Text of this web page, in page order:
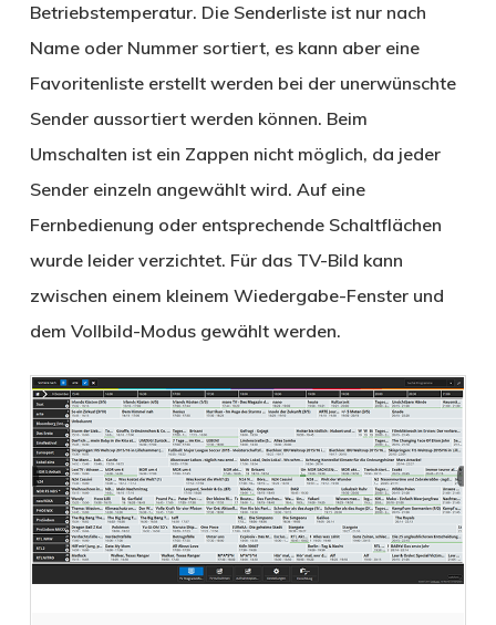
Betriebstemperatur. Die Senderliste ist nur nach
Name oder Nummer sortiert, es kann aber eine
Favoritenliste erstellt werden bei der unerwünschte
Sender aussortiert werden können. Beim
Umschalten ist ein Zappen nicht möglich, da jeder
Sender einzeln angewählt wird. Auf eine
Fernbedienung oder entsprechende Schaltflächen
wurde leider verzichtet. Für das TV-Bild kann
zwischen einem kleinem Wiedergabe-Fenster und
dem Vollbild-Modus gewählt werden.